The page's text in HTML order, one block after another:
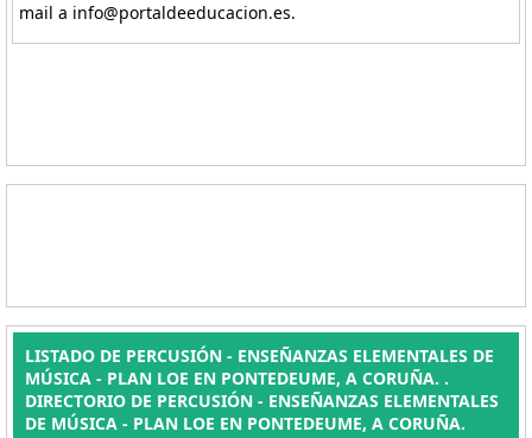
mail a info@portaldeeducacion.es.
LISTADO DE PERCUSIÓN - ENSEÑANZAS ELEMENTALES DE
MÚSICA - PLAN LOE EN PONTEDEUME, A CORUÑA. .
DIRECTORIO DE PERCUSIÓN - ENSEÑANZAS ELEMENTALES
DE MÚSICA - PLAN LOE EN PONTEDEUME, A CORUÑA.